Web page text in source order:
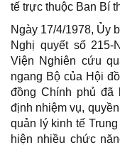
tế trực thuộc Ban Bí
Ngày 17/4/1978, Ủy
Nghị quyết số 215-
Viện Nghiên cứu
ngang Bộ của Hội
đồng Chính phủ đã
định nhiệm vụ,
quản lý kinh tế
hiện nhiều chức